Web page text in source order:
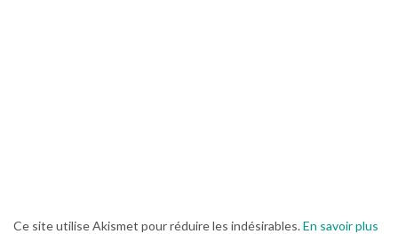
Ce site utilise Akismet pour réduire les indésirables.En savoir plus